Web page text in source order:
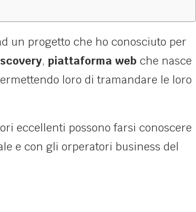
un progetto che ho conosciuto per
, piattaforma web che nasce
loro di tramandare le loro
eccellenti possono farsi conoscere
e con gli orperatori business del